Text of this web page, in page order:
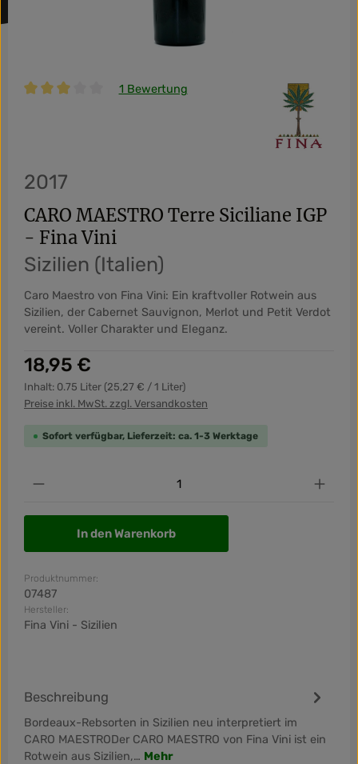
Durchschnittliche Bewertung von 3 von 5 Sternen
1 Bewertung
2017
CARO MAESTRO Terre Siciliane IGP
- Fina Vini
Sizilien (Italien)
Caro Maestro von Fina Vini: Ein kraftvoller Rotwein aus
Sizilien, der Cabernet Sauvignon, Merlot und Petit Verdot
vereint. Voller Charakter und Eleganz.
Regulärer Preis:
18,95 €
Inhalt: 0.75 Liter (25,27 € / 1 Liter)
Preise inkl. MwSt. zzgl. Versandkosten
Sofort verfügbar, Lieferzeit: ca. 1-3 Werktage
Produkt Anzahl: Gib den gewünschten Wert
In den Warenkorb
Produktnummer:
07487
Hersteller:
Fina Vini - Sizilien
Beschreibung
Bordeaux-Rebsorten in Sizilien neu interpretiert im
CARO MAESTRODer CARO MAESTRO von Fina Vini ist ein
Rotwein aus Sizilien,… Mehr